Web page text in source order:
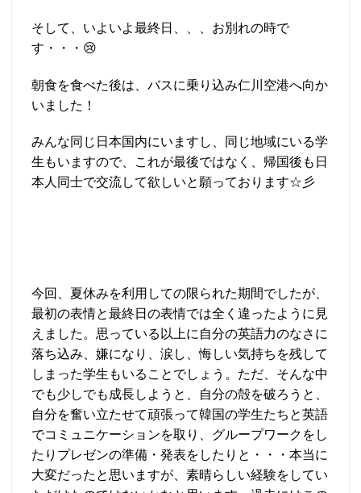
そして、いよいよ最終日、、、お別れの時で
す・・・😢
朝食を食べた後は、バスに乗り込み仁川空港へ向か
いました！
みんな同じ日本国内にいますし、同じ地域にいる学
生もいますので、これが最後ではなく、帰国後も日
本人同士で交流して欲しいと願っております☆彡
今回、夏休みを利用しての限られた期間でしたが、
最初の表情と最終日の表情では全く違ったように見
えました。思っている以上に自分の英語力のなさに
落ち込み、嫌になり、涙し、悔しい気持ちを残して
しまった学生もいることでしょう。ただ、そんな中
でも少しでも成長しようと、自分の殻を破ろうと、
自分を奮い立たせて頑張って韓国の学生たちと英語
でコミュニケーションを取り、グループワークをし
たりプレゼンの準備・発表をしたりと・・・本当に
大変だったと思いますが、素晴らしい経験をしてい